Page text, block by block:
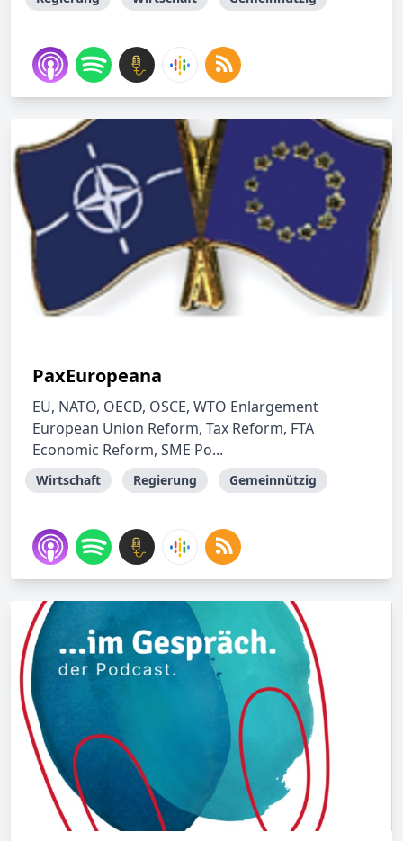
PaxEuropeana
EU, NATO, OECD, OSCE, WTO Enlargement
European Union Reform, Tax Reform, FTA
Economic Reform, SME Po...
Wirtschaft Regierung Gemeinnützig